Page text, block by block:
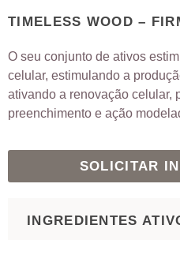
TIMELESS WOOD –
O seu conjunto de ativos
celular, estimulando a
ativando a renovação celular,
preenchimento e ação
SOLICITAR
INGREDIENTES